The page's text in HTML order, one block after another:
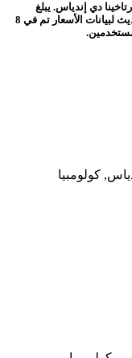
دي إندياس. يبلغ
متوسط سعر أماكن الإقامة هذه 550 ﷼ لليلة. آخر تحديث لبيانات الأسعار تم في 8